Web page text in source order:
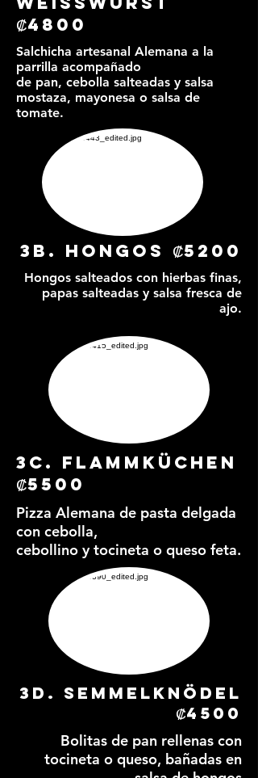
₡4800
Salchicha artesanal Alemana a la
parrilla acompañado
de pan, cebolla salteadas y salsa
mostaza, mayonesa o salsa de
tomate.
3b. hongos ₡5200
Hongos salteados con hierbas finas,
papas salteadas y salsa fresca de
ajo.
3c. Flammküchen
₡5500
Pizza Alemana de pasta delgada
con cebolla,
cebollino y tocineta o queso feta.
3d. semmelknödel
₡4500
Bolitas de pan rellenas con
tocineta o queso, bañadas en